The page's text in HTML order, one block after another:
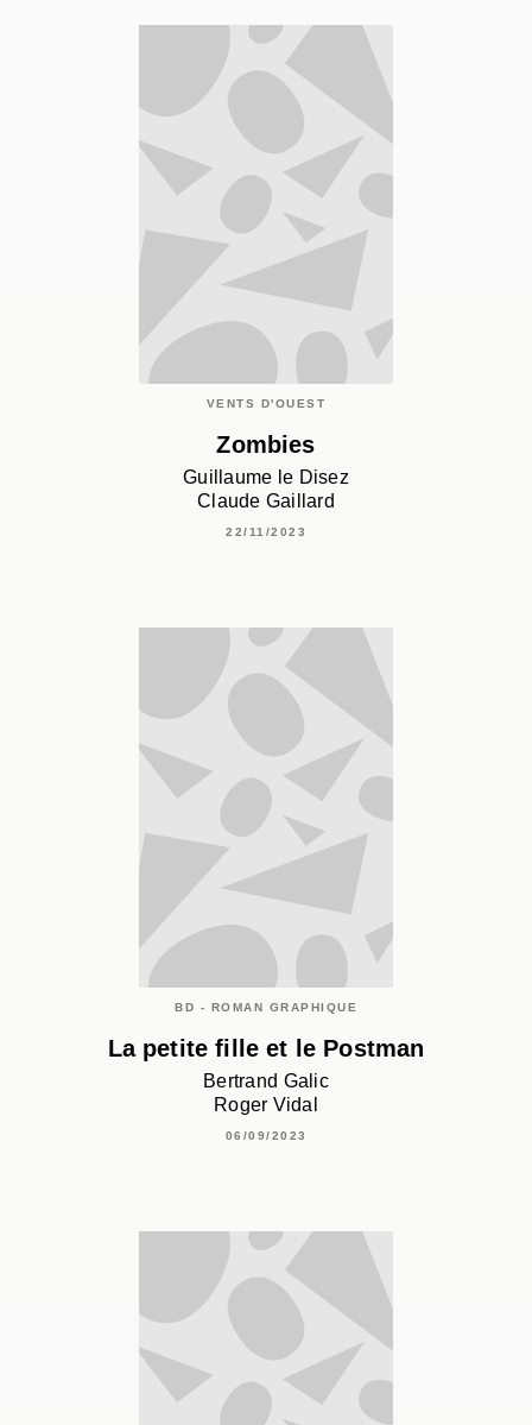
VENTS D'OUEST
Zombies
Guillaume le Disez
Claude Gaillard
22/11/2023
BD - ROMAN GRAPHIQUE
La petite fille et le Postman
Bertrand Galic
Roger Vidal
06/09/2023